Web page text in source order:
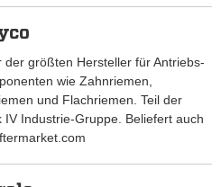
der größten Hersteller für Antriebs-
wie Zahnriemen,
und Flachriemen. Teil der
IV Industrie-Gruppe. Beliefert auch